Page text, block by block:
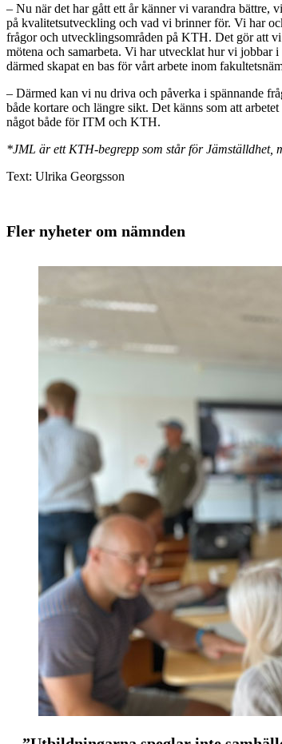
– Nu när det har gått ett år känner vi varandra bättre,
på kvalitetsutveckling och vad vi brinner för. Vi har
frågor och utvecklingsområden på KTH. Det gör att
mötena och samarbeta. Vi har utvecklat hur vi jobbar
därmed skapat en bas för vårt arbete inom
– Därmed kan vi nu driva och påverka i spännande
både kortare och längre sikt. Det känns som att
något både för ITM och KTH.
*JML är ett KTH-begrepp som står för Jämställdhet,
Text: Ulrika Georgsson
Fler nyheter om nämnden